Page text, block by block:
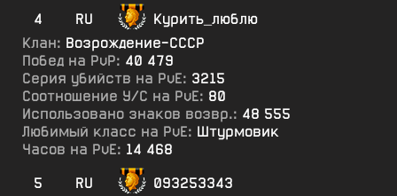
4
RU
Курить_люблю
Клан: Возрождение-СССР
Побед на PvP: 40 479
Серия убийств на PvE: 3215
Соотношение У/С на PvE: 80
Использовано знаков возвр.: 48 555
Любимый класс на PvE: Штурмовик
Часов на PvE: 14 468
5
RU
093253343